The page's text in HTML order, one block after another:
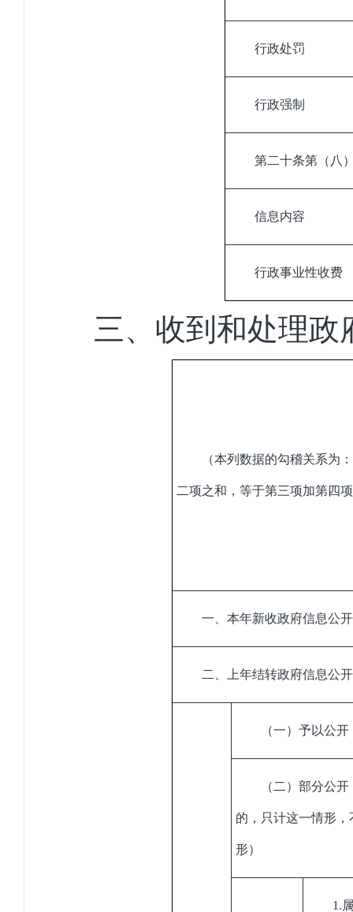
行政处罚
行政强制
第二十条第（八
信息内容
行政事业性收费
三、收到和处理政
（本列数据的勾稽关系为
二项之和，等于第三项加第四
一、本年新收政府信息公
二、上年结转政府信息公
（一）予以公开
（二）部分公
的，只计这一情形，
形）
1 .